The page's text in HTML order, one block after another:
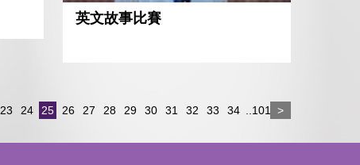
英文故事比賽
23 24 25 26 27 28 29 30 31 32 33 34 ..101 >